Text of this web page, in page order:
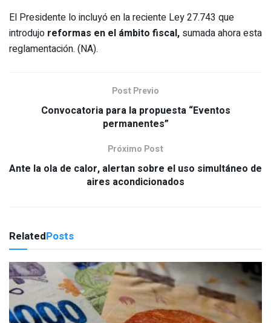
El Presidente lo incluyó en la reciente Ley 27.743 que
introdujo reformas en el ámbito fiscal, sumada ahora esta
reglamentación. (NA).
Post Previo
Convocatoria para la propuesta “Eventos
permanentes”
Próximo Post
Ante la ola de calor, alertan sobre el uso simultáneo de
aires acondicionados
RelatedPosts